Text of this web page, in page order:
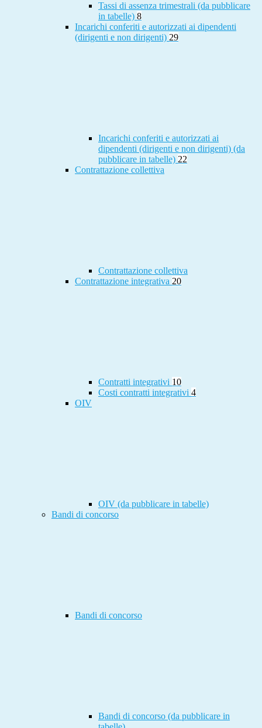
Tassi di assenza trimestrali (da pubblicare
in tabelle) 8
Incarichi conferiti e autorizzati ai dipendenti
(dirigenti e non dirigenti) 29
Incarichi conferiti e autorizzati ai
dipendenti (dirigenti e non dirigenti) (da
pubblicare in tabelle) 22
Contrattazione collettiva
Contrattazione collettiva
Contrattazione integrativa 20
Contratti integrativi 10
Costi contratti integrativi 4
OIV
OIV (da pubblicare in tabelle)
Bandi di concorso
Bandi di concorso
Bandi di concorso (da pubblicare in